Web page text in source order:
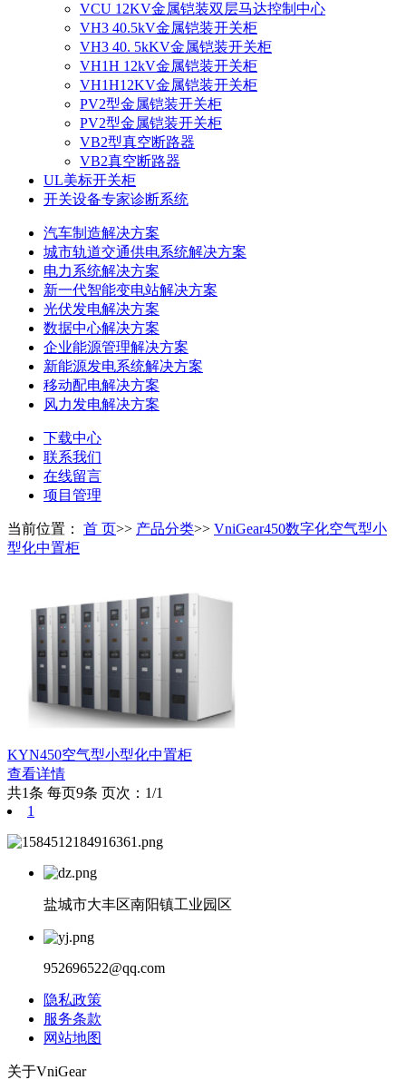
VCU 12KV金属铠装双层马达控制中心
VH3 40.5kV金属铠装开关柜
VH3 40. 5kKV金属铠装开关柜
VH1H 12kV金属铠装开关柜
VH1H12KV金属铠装开关柜
PV2型金属铠装开关柜
PV2型金属铠装开关柜
VB2型真空断路器
VB2真空断路器
UL美标开关柜
开关设备专家诊断系统
汽车制造解决方案
城市轨道交通供电系统解决方案
电力系统解决方案
新一代智能变电站解决方案
光伏发电解决方案
数据中心解决方案
企业能源管理解决方案
新能源发电系统解决方案
移动配电解决方案
风力发电解决方案
下载中心
联系我们
在线留言
项目管理
当前位置： 首 页>> 产品分类>> VniGear450数字化空气型小
型化中置柜
KYN450空气型小型化中置柜
查看详情
共1条 每页9条 页次：1/1
1
盐城市大丰区南阳镇工业园区
952696522@qq.com
隐私政策
服务条款
网站地图
关于VniGear